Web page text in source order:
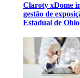
Claroty xDome
gestão de
Estadual de Ohio